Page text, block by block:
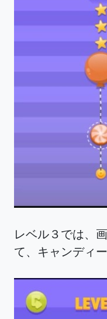
レベル３では、
て、キャンディ